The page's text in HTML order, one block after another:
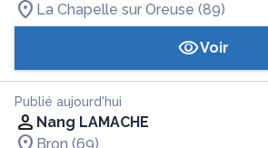
La Chapelle sur Oreuse (89)
Voir
Publié aujourd'hui
Nang LAMACHE
Bron (69)